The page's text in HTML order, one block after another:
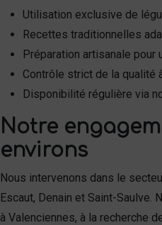
Utilisation exclusive de
Recettes traditionnelles
Préparation artisanale pour
Contrôle strict de la qualité
Disponibilité régulière via
Notre
environs
Nous intervenons dans le
Escaut, Denain et Saint-
à Valenciennes, à la recherche